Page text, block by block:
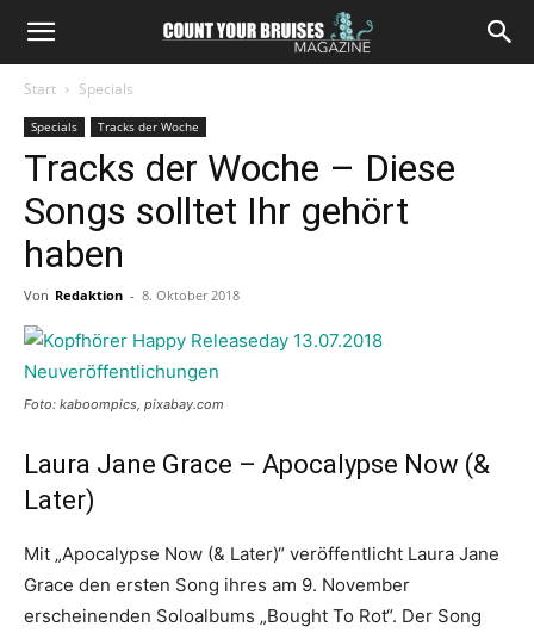
Start Specials
Specials Tracks der Woche
Tracks der Woche – Diese
Songs solltet Ihr gehört
haben
Von Redaktion - 8. Oktober 2018
Foto: kaboompics, pixabay.com
Laura Jane Grace – Apocalypse Now (&
Later)
Mit „Apocalypse Now (& Later)“ veröffentlicht Laura Jane
Grace den ersten Song ihres am 9. November
erscheinenden Soloalbums „Bought To Rot“. Der Song